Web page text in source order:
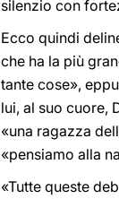
silenzio con
Ecco quindi
che ha la più
tante cose»,
lui, al suo cuore,
«una ragazza
«pensiamo alla
«Tutte queste